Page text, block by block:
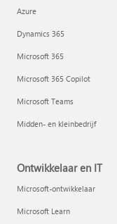
Azure
Dynamics 365
Microsoft 365
Microsoft 365 Copilot
Microsoft Teams
Midden- en kleinbedrijf
Ontwikkelaar en IT
Microsoft-ontwikkelaar
Microsoft Learn